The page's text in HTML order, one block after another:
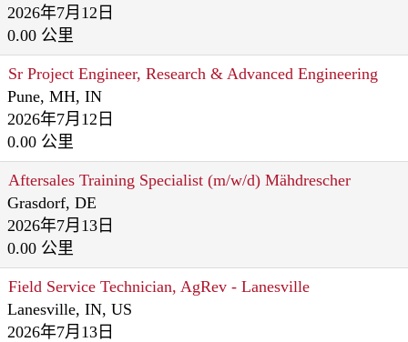
2026年7月12日
0.00 公里
Sr Project Engineer, Research & Advanced Engineering
Pune, MH, IN
2026年7月12日
0.00 公里
Aftersales Training Specialist (m/w/d) Mähdrescher
Grasdorf, DE
2026年7月13日
0.00 公里
Field Service Technician, AgRev - Lanesville
Lanesville, IN, US
2026年7月13日